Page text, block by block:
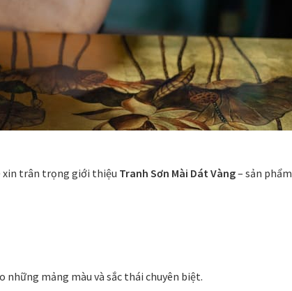
xin trân trọng giới thiệu Tranh Sơn Mài Dát Vàng– sản phẩm
mảng màu và sắc thái chuyên biệt.